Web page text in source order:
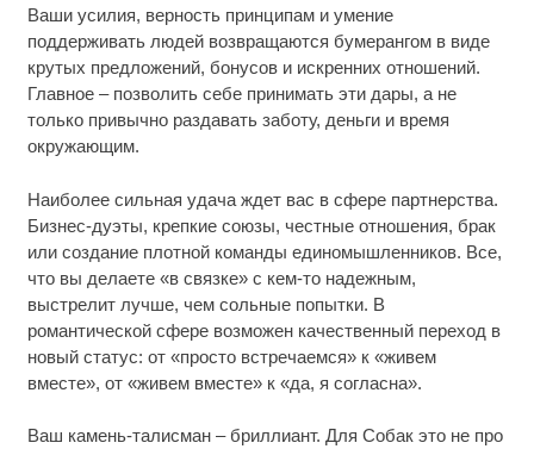
Ваши усилия, верность принципам и умение
поддерживать людей возвращаются бумерангом в виде
крутых предложений, бонусов и искренних отношений.
Главное – позволить себе принимать эти дары, а не
только привычно раздавать заботу, деньги и время
окружающим.
Наиболее сильная удача ждет вас в сфере партнерства.
Бизнес-дуэты, крепкие союзы, честные отношения, брак
или создание плотной команды единомышленников. Все,
что вы делаете «в связке» с кем-то надежным,
выстрелит лучше, чем сольные попытки. В
романтической сфере возможен качественный переход в
новый статус: от «просто встречаемся» к «живем
вместе», от «живем вместе» к «да, я согласна».
Ваш камень-талисман – бриллиант. Для Собак это не про